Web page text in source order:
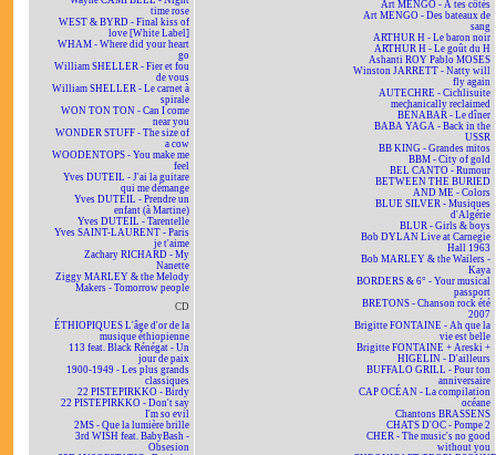
time rose
WEST & BYRD - Final kiss of
love [White Label]
WHAM - Where did your heart
go
William SHELLER - Fier et fou
de vous
William SHELLER - Le carnet à
spirale
WON TON TON - Can I come
near you
WONDER STUFF - The size of
a cow
WOODENTOPS - You make me
feel
Yves DUTEIL - J'ai la guitare
qui me démange
Yves DUTEIL - Prendre un
enfant (à Martine)
Yves DUTEIL - Tarentelle
Yves SAINT-LAURENT - Paris
je t'aime
Zachary RICHARD - My
Nanette
Ziggy MARLEY & the Melody
Makers - Tomorrow people
CD
ÉTHIOPIQUES L'âge d'or de la
musique éthiopienne
113 feat. Black Rénégat - Un
jour de paix
1900-1949 - Les plus grands
classiques
22 PISTEPIRKKO - Birdy
22 PISTEPIRKKO - Don't say
I'm so evil
2MS - Que la lumière brille
3rd WISH feat. BabyBash -
Obsesion
Art MENGO - À tes côtés
Art MENGO - Des bateaux de
sang
ARTHUR H - Le baron noir
ARTHUR H - Le goût du H
Ashanti ROY Pablo MOSES
Winston JARRETT - Natty will
fly again
AUTECHRE - Cichlisuite
mechanically reclaimed
BÉNABAR - Le dîner
BABA YAGA - Back in the
USSR
BB KING - Grandes mitos
BBM - City of gold
BEL CANTO - Rumour
BETWEEN THE BURIED
AND ME - Colors
BLUE SILVER - Musiques
d'Algérie
BLUR - Girls & boys
Bob DYLAN Live at Carnegie
Hall 1963
Bob MARLEY & the Wailers -
Kaya
BORDERS & 6° - Your musical
passport
BRETONS - Chanson rock été
2007
Brigitte FONTAINE - Ah que la
vie est belle
Brigitte FONTAINE + Areski +
HIGELIN - D'ailleurs
BUFFALO GRILL - Pour ton
anniversaire
CAP OCÉAN - La compilation
océane
Chantons BRASSENS
CHATS D'OC - Pompe 2
CHER - The music's no good
without you